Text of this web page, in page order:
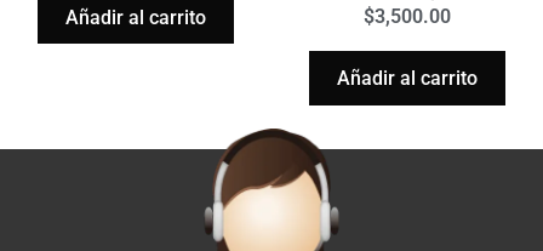
Añadir al carrito
$3,500.00
Añadir al carrito